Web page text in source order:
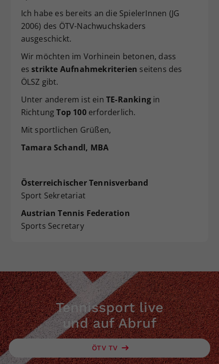
Ich habe es bereits an die SpielerInnen (JG
2006) des ÖTV-Nachwuchskaders
ausgeschickt.
Wir möchten im Vorhinein betonen, dass
esstrikte Aufnahmekriterien seitens des
ÖLSZ gibt.
Unter anderem ist ein TE-Rankingin
RichtungTop 100 erforderlich.
Mit sportlichen Grüßen,
Tamara Schandl, MBA
Österreichischer Tennisverband
Sport Sekretariat
Austrian Tennis Federation
Sports Secretary
Tennissport live
und auf Abruf
ÖTV TV
Zweck
Dieser Wert speichert Ihre Consent-
Einstellungen. Unter anderem eine
historische Speicherung Ihrer
vorgenommen Einstellungen, falls der
Webseiten-Betreiber dies eingestellt